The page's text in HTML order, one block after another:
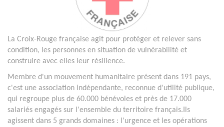
La Croix-Rouge française agit pour protéger et relever sans
condition, les personnes en situation de vulnérabilité et
construire avec elles leur résilience.
Membre d'un mouvement humanitaire présent dans 191 pays,
c'est une association indépendante, reconnue d'utilité publique,
qui regroupe plus de 60.000 bénévoles et près de 17.000
salariés engagés sur l'ensemble du territoire français.Ils
agissent dans 5 grands domaines : l'urgence et les opérations